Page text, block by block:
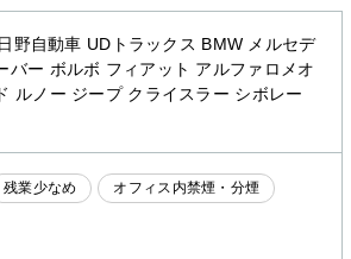
野自動車 UDトラックス BMW メルセデ
ー ボルボ フィアット アルファロメオ
ルノー ジープ クライスラー シボレー
残業少なめ オフィス内禁煙・分煙